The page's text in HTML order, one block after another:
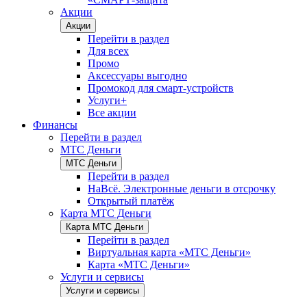
Акции
Акции
Перейти в раздел
Для всех
Промо
Аксессуары выгодно
Промокод для смарт-устройств
Услуги+
Все акции
Финансы
Перейти в раздел
МТС Деньги
МТС Деньги
Перейти в раздел
НаВсё. Электронные деньги в отсрочку
Открытый платёж
Карта МТС Деньги
Карта МТС Деньги
Перейти в раздел
Виртуальная карта «МТС Деньги»
Карта «МТС Деньги»
Услуги и сервисы
Услуги и сервисы